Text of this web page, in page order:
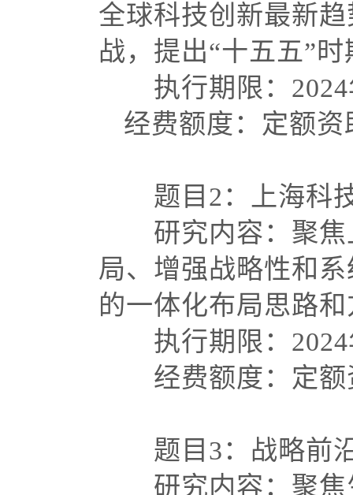
全球科技创新最新
战，提出“十五五”
执行期限：
经费额度：定额
题目 2：上海科
研究内容：聚焦
局、增强战略性和
的一体化布局思路
执行期限：
经费额度：定额
题目 3：战略前
研究内容：聚焦